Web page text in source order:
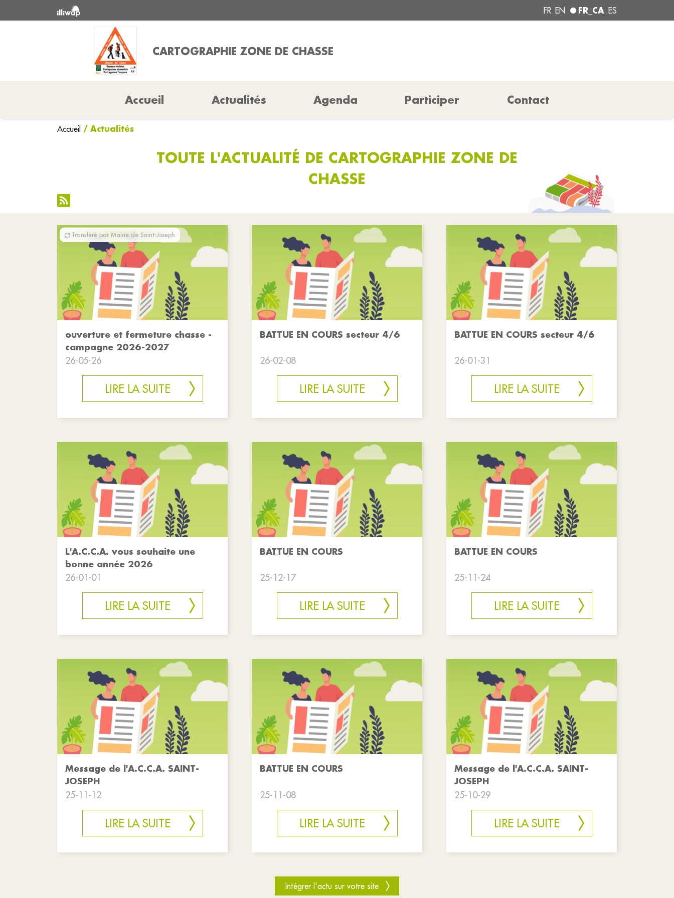
FR EN FR_CA ES
CARTOGRAPHIE ZONE DE CHASSE
Accueil Actualités Agenda Participer Contact
Accueil / Actualités
TOUTE L'ACTUALITÉ DE CARTOGRAPHIE ZONE DE
CHASSE
Transféré par Mairie de Saint-Joseph
ouverture et fermeture chasse -
campagne 2026-2027
26-05-26
LIRE LA SUITE
BATTUE EN COURS secteur 4/6
26-02-08
LIRE LA SUITE
BATTUE EN COURS secteur 4/6
26-01-31
LIRE LA SUITE
L'A.C.C.A. vous souhaite une
bonne année 2026
26-01-01
LIRE LA SUITE
BATTUE EN COURS
25-12-17
LIRE LA SUITE
BATTUE EN COURS
25-11-24
LIRE LA SUITE
Message de l'A.C.C.A. SAINT-
JOSEPH
25-11-12
LIRE LA SUITE
BATTUE EN COURS
25-11-08
LIRE LA SUITE
Message de l'A.C.C.A. SAINT-
JOSEPH
25-10-29
LIRE LA SUITE
Intégrer l'actu sur votre site